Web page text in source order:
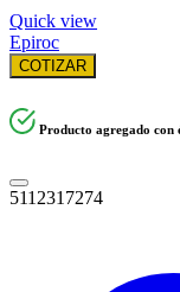
Quick view
Epiroc
COTIZAR
Producto agregado con
5112317274